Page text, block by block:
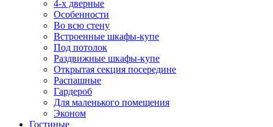
4-х дверные
Особенности
Во всю стену
Встроенные шкафы-купе
Под потолок
Раздвижные шкафы-купе
Открытая секция посередине
Распашные
Гардероб
Для маленького помещения
Эконом
Гостиные